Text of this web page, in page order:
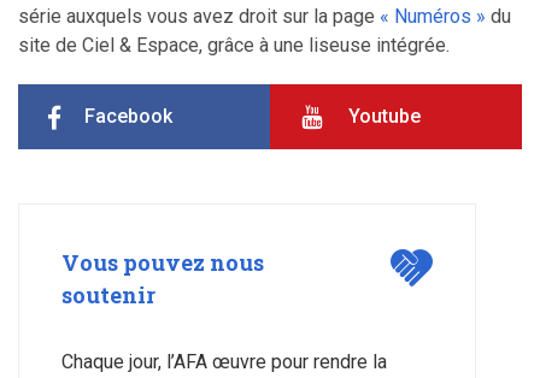
série auxquels vous avez droit sur la page « Numéros » du
site de Ciel & Espace, grâce à une liseuse intégrée.
Facebook Youtube
Vous pouvez nous
soutenir
Chaque jour, l’AFA œuvre pour rendre la